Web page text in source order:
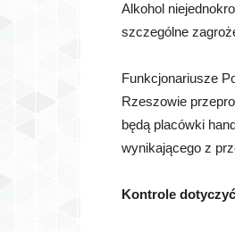
Alkohol
szczególne
Funkcjonariusze
Rzeszowie
będą placówki
wynikającego z
Kontrole